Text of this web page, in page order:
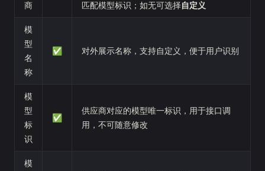
商 匹配模型标识；如无可选择自定义
模
型
名
称
✅ 对外展示名称，支持自定义，便于用户识别
模
型
标
识
✅
供应商对应的模型唯一标识，用于接口调
用，不可随意修改
模